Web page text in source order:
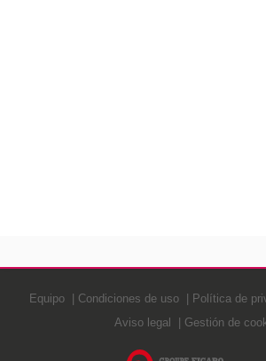
Equipo Condiciones de uso Política de
Aviso legal
Gestión de